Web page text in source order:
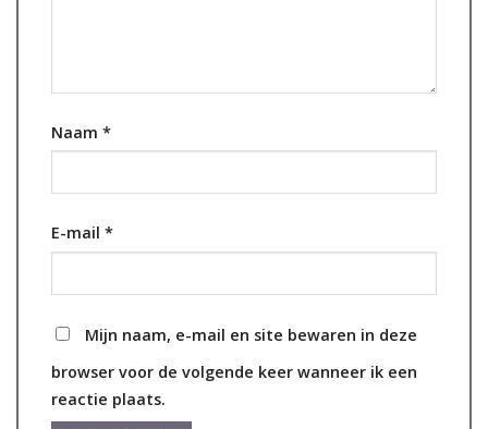
Naam *
E-mail *
Mijn naam, e-mail en site bewaren in deze
browser voor de volgende keer wanneer ik een
reactie plaats.